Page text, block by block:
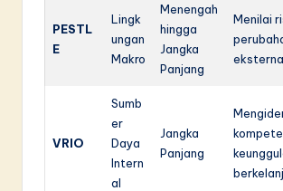
PESTL
E
Lingk
ungan
Makro
Menengah
hingga
Jangka
Panjang
Menilai
VRIO
Sumb
er
Daya
Intern
al
Jangka
Panjang